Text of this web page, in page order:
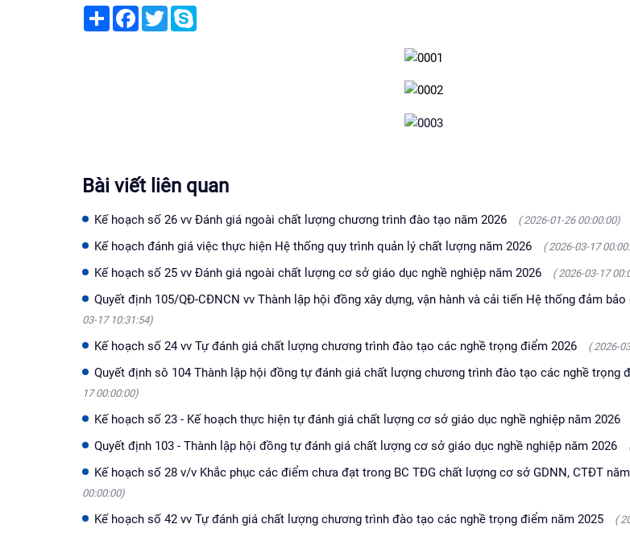
Share Facebook
Twitter
Bài viết liên quan
Kế hoạch số 26 vv Đánh giá ngoài chất lượng chương trình đào tạo năm 2026 ( 2026-01-26 00:00:00)
Kế hoạch đánh giá việc thực hiện Hệ thống quy trình quản lý chất lượng năm 2026 ( 2026-03-17
Kế hoạch số 25 vv Đánh giá ngoài chất lượng cơ sở giáo dục nghề nghiệp năm 2026 ( 2026-03-17
Quyết định 105/QĐ-CĐNCN vv Thành lập hội đồng xây dựng, vận hành và cải tiến Hệ thống đảm
03-17 10:31:54)
Kế hoạch số 24 vv Tự đánh giá chất lượng chương trình đào tạo các nghề trọng điểm 2026 ( 2026-
Quyết định sô 104 Thành lập hội đồng tự đánh giá chất lượng chương trình đào tạo các nghề trọng
17 00:00:00)
Kế hoạch số 23 - Kế hoạch thực hiện tự đánh giá chất lượng cơ sở giáo dục nghề nghiệp năm 2026
Quyết định 103 - Thành lập hội đồng tự đánh giá chất lượng cơ sở giáo dục nghề nghiệp năm 2026
Kế hoạch số 28 v/v Khắc phục các điểm chưa đạt trong BC TĐG chất lượng cơ sở GDNN, CTĐT
00:00:00)
Kế hoạch số 42 vv Tự đánh giá chất lượng chương trình đào tạo các nghề trọng điểm năm 2025 (